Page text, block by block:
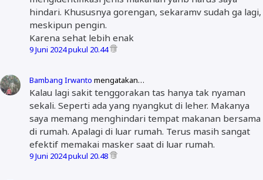
hindari. Khususnya gorengan, sekaramv sudah ga lagi,
meskipun pengin.
Karena sehat lebih enak
9 Juni 2024 pukul 20.44
Bambang Irwanto mengatakan…
Kalau lagi sakit tenggorakan tas hanya tak nyaman
sekali. Seperti ada yang nyangkut di leher. Makanya
saya memang menghindari tempat makanan bersama
di rumah. Apalagi di luar rumah. Terus masih sangat
efektif memakai masker saat di luar rumah.
9 Juni 2024 pukul 20.48